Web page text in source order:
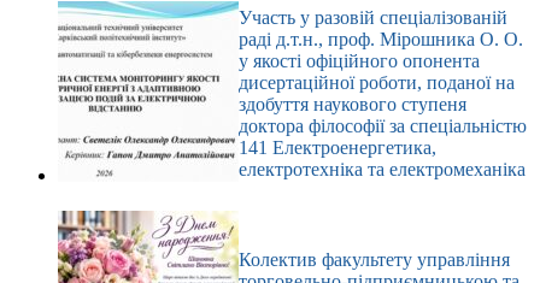
Участь у разовій спеціалізованій
раді д.т.н., проф. Мірошника О. О.
у якості офіційного опонента
дисертаційної роботи, поданої на
здобуття наукового ступеня
доктора філософії за спеціальністю
141 Електроенергетика,
електротехніка та електромеханіка
Колектив факультету управління